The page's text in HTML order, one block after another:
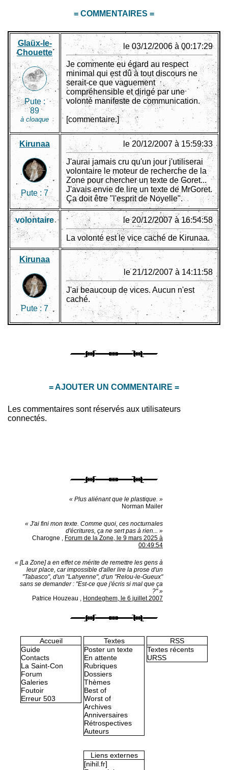
= COMMENTAIRES =
Glaüx-le-
Chouette
Pute :
89
à cloaque
le 03/12/2006 à 00:17:29
Je commente eu égard au respect
minimal qui est dû à tout discours ne
serait-ce que vaguement
compréhensible et dirigé par une
volonté manifeste de communication.
[commentaire.]
Kirunaa
Pute : 7
le 20/12/2007 à 15:59:33
J'aurai jamais cru qu'un jour j'utiliserai
volontaire le moteur de recherche de la
Zone pour chercher un texte de Goret...
J'avais envie de lire un texte de MrGoret.
Ça doit être "l'esprit de Noyelle".
volontaire le 20/12/2007 à 16:54:58
La volonté est le vice caché de Kirunaa.
Kirunaa
Pute : 7
le 21/12/2007 à 14:11:58
J'ai beaucoup de vices. Aucun n'est
caché.
= AJOUTER UN COMMENTAIRE =
Les commentaires sont réservés aux utilisateurs
connectés.
« Plus aliénant que le plastique. »
Norman Mailer
« J'ai fini mon texte. Comme quoi, ces nocturnales
d'écritures, ça ne sert pas à rien... »
Charogne , Forum de la Zone, le 9 mars 2025 à
00:49:54
« [La Zone] a en effet ce mérite de remettre les gens à
leur place, car impossible d'aller lire la prose d'un
"Tabasco", d'un "Lahyenne", d'un "Relou-le-Gueux"
sans se demander : "Est-ce que j'écris si mal que ça
?" »
Patrice Houzeau , Hondeghem, le 6 juillet 2007
Accueil
Guide
Contacts
La Saint-Con
Forum
Galeries
Foutoir
Erreur 503
Textes
Poster un texte
En attente
Rubriques
Dossiers
Thèmes
Best of
Worst of
Archives
Anniversaires
Rétrospectives
Auteurs
RSS
Textes récents
URSS
Liens externes
[nihil.fr]